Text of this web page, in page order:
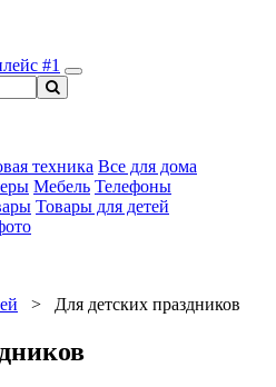
#1
техника Все для дома
Мебель Телефоны
Товары для детей
> Для детских праздников